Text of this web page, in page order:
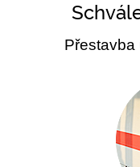
Přestavba